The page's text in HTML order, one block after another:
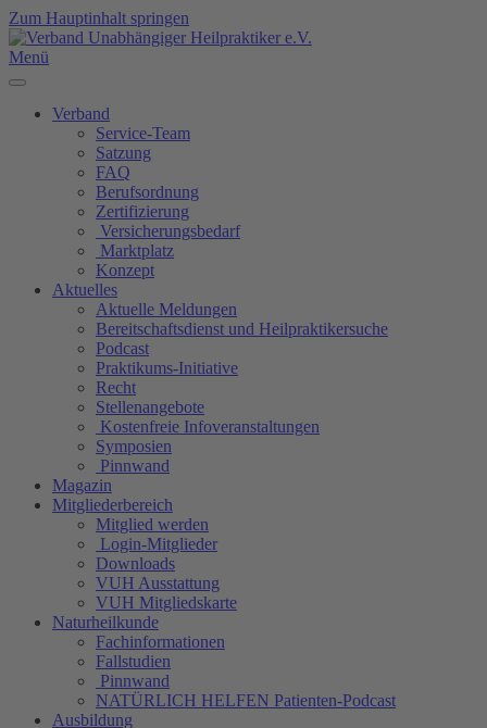
Zum Hauptinhalt springen
Menü
Verband
Service-Team
Satzung
FAQ
Berufsordnung
Zertifizierung
Versicherungsbedarf
Marktplatz
Konzept
Aktuelles
Aktuelle Meldungen
Bereitschaftsdienst und Heilpraktikersuche
Podcast
Praktikums-Initiative
Recht
Stellenangebote
Kostenfreie Infoveranstaltungen
Symposien
Pinnwand
Magazin
Mitgliederbereich
Mitglied werden
Login-Mitglieder
Downloads
VUH Ausstattung
VUH Mitgliedskarte
Naturheilkunde
Fachinformationen
Fallstudien
Pinnwand
NATÜRLICH HELFEN Patienten-Podcast
Ausbildung